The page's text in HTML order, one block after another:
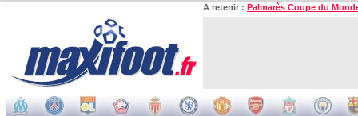
A retenir : Palmarès Coupe du